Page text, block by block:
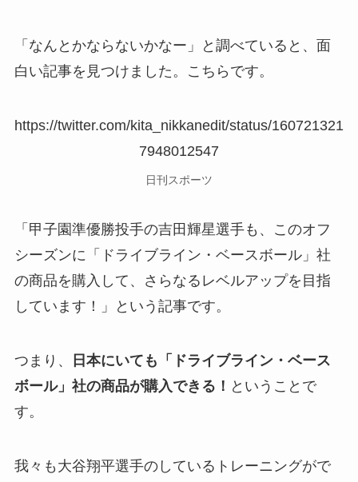
「なんとかならないかなー」と調べていると、面
白い記事を見つけました。こちらです。
https://twitter.com/kita_nikkanedit/status/160721321
7948012547
日刊スポーツ
「甲子園準優勝投手の吉田輝星選手も、このオフ
シーズンに「ドライブライン・ベースボール」社
の商品を購入して、さらなるレベルアップを目指
しています！」という記事です。
つまり、
日本にいても「ドライブライン・ベース
ボール」社の商品が購入できる！ ということで
す。
我々も大谷翔平選手のしているトレーニングがで